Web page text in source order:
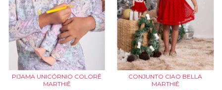
PIJAMA UNICÓRNIO COLORÊ
MARTHIÊ
CONJUNTO CIAO BELLA
MARTHIÊ